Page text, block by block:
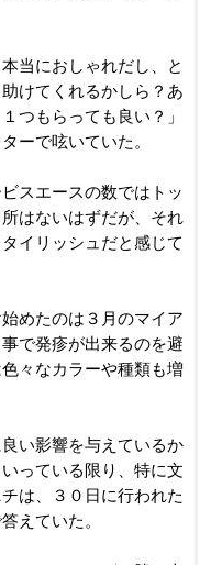
当におしゃれだし、と
けてくれるかしら？あ
つもらっても良い？」
ーで呟いていた。
スエースの数ではトッ
はないはずだが、それ
イリッシュだと感じて
めたのは３月のマイア
で発疹が出来るのを避
々なカラーや種類も増
い影響を与えているか
っている限り、特に文
は、３０日に行われた
えていた。